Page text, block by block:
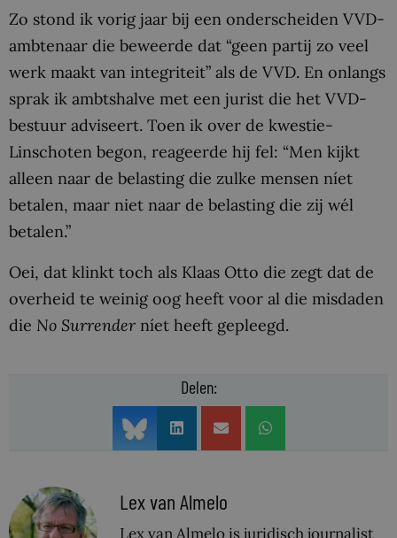
Zo stond ik vorig jaar bij een onderscheiden VVD-
ambtenaar die beweerde dat “geen partij zo veel
werk maakt van integriteit” als de VVD. En onlangs
sprak ik ambtshalve met een jurist die het VVD-
bestuur adviseert. Toen ik over de kwestie-
Linschoten begon, reageerde hij fel: “Men kijkt
alleen naar de belasting die zulke mensen níet
betalen, maar niet naar de belasting die zij wél
betalen.”
Oei, dat klinkt toch als Klaas Otto die zegt dat de
overheid te weinig oog heeft voor al die misdaden
die No Surrender níet heeft gepleegd.
Delen:
Lex van Almelo
Lex van Almelo is juridisch journalist